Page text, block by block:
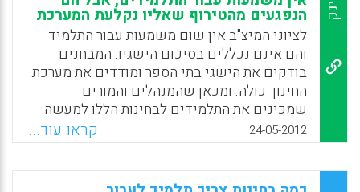
לחזקה? ( יורם אורעד) .
WhatsApp
Facebook
Email
X
לינק הנפגעים מהטירוף שאליו נקלעת המערכת
לציוני המיצ"ב אין שום משמעות עבור התלמיד
והם אינם נכללים בסיכום הישגיו. המבחנים
בודקים את הישגי בתי הספר ומודדים את מערכת
החינוך כולה. ומכאן שהמנהלים והמורים
שמכינים את התלמידים לבחינות הללו למעשה
מפקיעים מהילדים את החינוך שלו הם זכאים
כדי להיראות טוב בעיני משרד החינוך. זה כל
הסיפור. אינטרסים צרים של מורים ומנהלים
מפוחדים מפני התוצאות, כל אחד לחוץ מאלה
24-05-2012 קראו עוד...